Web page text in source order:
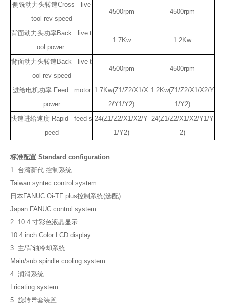
侧铣动力头转速Cross live
tool rev speed
4500rpm 4500rpm
背面动力头功率Back live t
ool power
1.7Kw 1.2Kw
背面动力头转速Back live t
ool rev speed
4500rpm 4500rpm
进给电机功率 Feed motor
power
1.7Kw(Z1/Z2/X1/X
2/Y1/Y2)
1.2Kw(Z1/Z2/X1/X2/Y
1/Y2)
快速进给速度 Rapid feed s
peed
24(Z1/Z2/X1/X2/Y
1/Y2)
24(Z1/Z2/X1/X2/Y1/Y
2)
标准配置 Standard configuration
1. 台湾新代 控制系统
Taiwan syntec control system
日本FANUC Oi-TF plus控制系统(选配)
Japan FANUC control system
2. 10.4 寸彩色液晶显示
10.4 inch Color LCD display
3. 主/背轴冷却系统
Main/sub spindle cooling system
4. 润滑系统
Lricating system
5. 旋转导套装置